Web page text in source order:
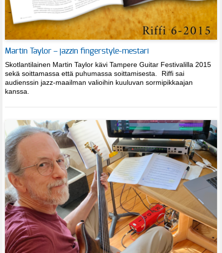
Martin Taylor – jazzin fingerstyle-mestari
Skotlantilainen Martin Taylor kävi Tampere Guitar Festivalilla 2015
sekä soittamassa että puhumassa soittamisesta. Riffi sai
audienssin jazz-maailman valioihin kuuluvan sormipikkaajan
kanssa.